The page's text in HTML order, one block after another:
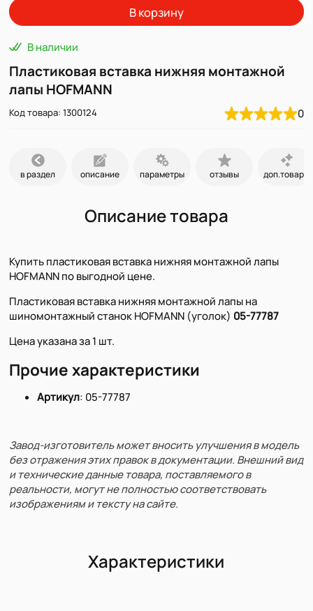
В корзину
В наличии
Пластиковая вставка нижняя монтажной
лапы HOFMANN
Код товара: 1300124 0
в раздел описание параметры отзывы доп.товары
Описание товара
Купить пластиковая вставка нижняя монтажной лапы
HOFMANN по выгодной цене.
Пластиковая вставка нижняя монтажной лапы на
шиномонтажный станок HOFMANN (уголок) 05-77787
Цена указана за 1 шт.
Прочие характеристики
Артикул: 05-77787
Завод-изготовитель может вносить улучшения в модель
без отражения этих правок в документации. Внешний вид
и технические данные товара, поставляемого в
реальности, могут не полностью соответствовать
изображениям и тексту на сайте.
Характеристики